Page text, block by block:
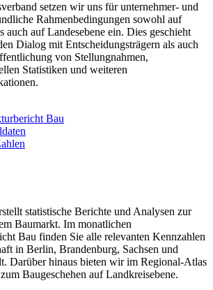
setzen wir uns für unternehmer- und
Rahmenbedingungen sowohl auf
auch auf Landesebene ein. Dies geschieht
Dialog mit Entscheidungsträgern als auch
von Stellungnahmen,
Statistiken und weiteren
Bau
statistische Berichte und Analysen zur
Baumarkt. Im monatlichen
Bau finden Sie alle relevanten Kennzahlen
in Berlin, Brandenburg, Sachsen und
Darüber hinaus bieten wir im Regional-Atlas
Baugeschehen auf Landkreisebene.